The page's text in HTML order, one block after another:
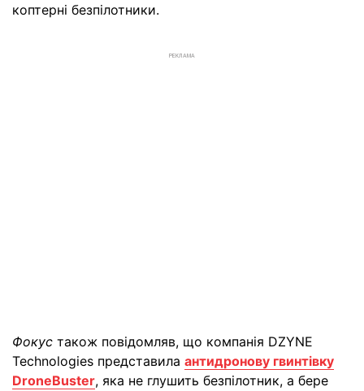
коптерні безпілотники.
РЕКЛАМА
Фокус також повідомляв, що компанія DZYNE
Technologies представила антидронову гвинтівку
DroneBuster, яка не глушить безпілотник, а бере